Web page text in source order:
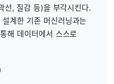
선, 질감 등)을 부각시킨다.
계한 기존 머신러닝과는
해 데이터에서 스스로